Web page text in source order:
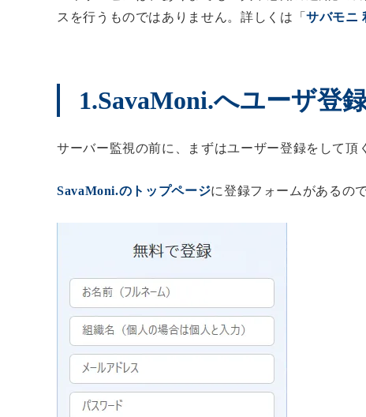
スを行うものではありません。詳しくは「サバモニ
1.SavaMoni.へユーザ登
サーバー監視の前に、まずはユーザー登録をして頂
SavaMoni.のトップページに登録フォームがあるの